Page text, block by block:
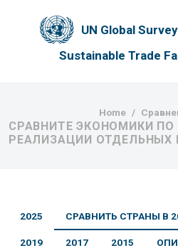
UN Global
Sustainable Trade
Home
СРАВНИТЕ ЭКОНОМИКИ ПО
РЕАЛИЗАЦИИ ОТДЕЛЬНЫХ
2025 СРАВНИТЬ СТРАНЫ В
2019 2017 2015